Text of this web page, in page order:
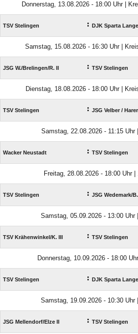
Donnerstag, 13.08.2026 - 18:00 Uhr |
TSV Stelingen : DJK Sparta
Samstag, 15.08.2026 - 16:30 Uhr |
JSG W./​Brelingen/​R. II : TSV Stelingen
Dienstag, 18.08.2026 - 18:00 Uhr |
TSV Stelingen : JSG Velber /​
Samstag, 22.08.2026 - 11:15 Uhr
Wacker Neustadt : TSV Stelingen
Freitag, 28.08.2026 - 18:00 Uhr
TSV Stelingen : JSG Wedemark/​
Samstag, 05.09.2026 - 13:00 Uhr
TSV Krähenwinkel/​K. III : TSV Stelingen
Donnerstag, 10.09.2026 - 18:00
TSV Stelingen : DJK Sparta
Samstag, 19.09.2026 - 10:30 Uhr
JSG Mellendorf/​Elze II : TSV Stelingen